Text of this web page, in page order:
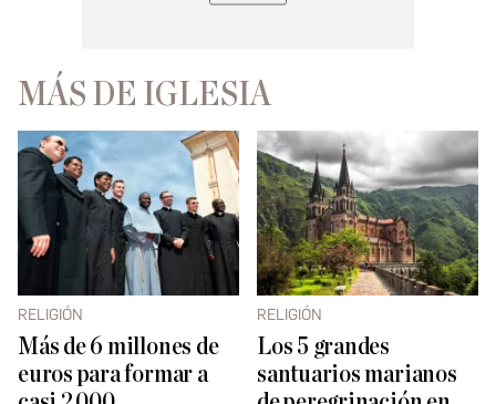
MÁS DE IGLESIA
RELIGIÓN
Más de 6 millones de
euros para formar a
RELIGIÓN
Los 5 grandes
santuarios marianos